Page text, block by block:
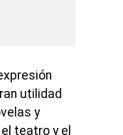
utilidad
y
teatro y el